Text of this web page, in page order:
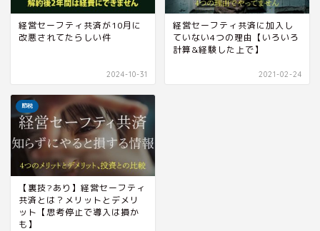
経営セーフティ共済が10月に
改悪されてたらしい件
2024-10-31
経営セーフティ共済に加入し
ていない4つの理由【いろいろ
計算&経験した上で】
2021-02-24
節税
【裏技?あり】経営セーフティ
共済とは？メリットとデメリ
ット【思考停止で導入は損か
も】